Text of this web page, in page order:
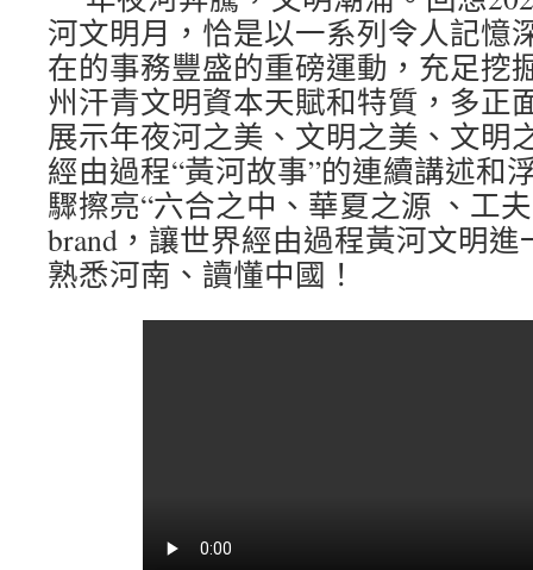
河文明月，恰是以一系列令人記憶
在的事務豐盛的重磅運動，充足挖
州汗青文明資本天賦和特質，多正
展示年夜河之美、文明之美、文明
經由過程“黃河故事”的連續講述和
驟擦亮“六合之中、華夏之源 、工
brand，讓世界經由過程黃河文明
熟悉河南、讀懂中國！